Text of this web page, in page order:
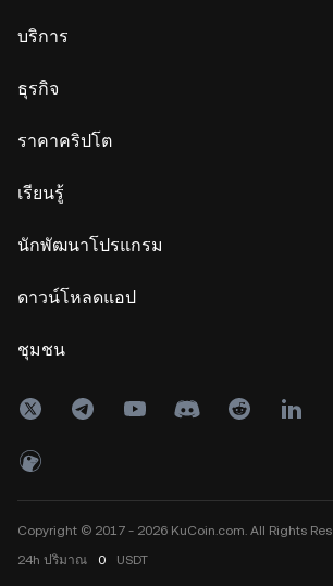
บริการ
ธุรกิจ
ราคาคริปโต
เรียนรู้
นักพัฒนาโปรแกรม
ดาวน์โหลดแอป
ชุมชน
Copyright © 2017 - 2026 KuCoin.com. All Rights
24h ปริมาณ 0 USDT